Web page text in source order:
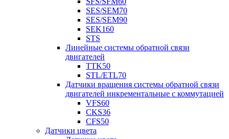
SES/SEM70
SES/SEM90
SEK160
STS
Линейные системы обратной связи
двигателей
TTK50
STL/ETL70
Датчики вращения системы обратной связи
двигателей инкрементальные с коммутацией
VFS60
CKS36
CFS50
Датчики цвета